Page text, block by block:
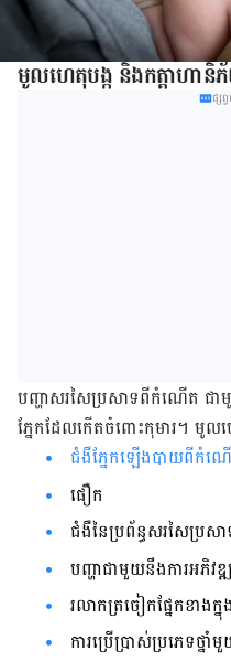
មូលហេតុ​បង្ក​​ និង​​កត្តា​ហានិ
ផ្សព្
បញ្ហា​សរសៃ​ប្រសាទ​ពី​កំណើត​ ជ
ភ្នែក​ដែល​កើត​ចំពោះ​កុមារ​។ មូល
ជំងឺ​ភ្នែក​ឡើង​បាយ​ពី​កំណ
ផឿក
ជំងឺ​នៃ​ប្រព័ន្ធ​សរសៃ​ប្រស
បញ្ហា​ជាមួយ​នឹង​ការ​អភិវឌ្
រលាក​ត្រចៀក​ផ្នែក​ខាង​ក្នុង​
ការ​ប្រើប្រាស់​ប្រភេទ​ថ្ន